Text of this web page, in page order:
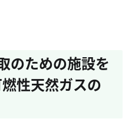
ための施設を
性天然ガスの